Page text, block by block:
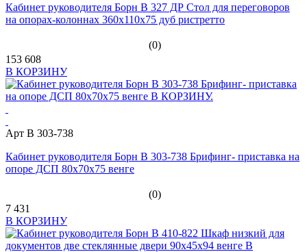
Кабинет руководителя Борн B 327 ДР Стол для переговоров
на опорах-колоннах 360х110х75 дуб ристретто
(0)
153 608
В КОРЗИНУ
Арт В 303-738
Кабинет руководителя Борн В 303-738 Брифинг- приставка на
опоре ДСП 80x70x75 венге
(0)
7 431
В КОРЗИНУ